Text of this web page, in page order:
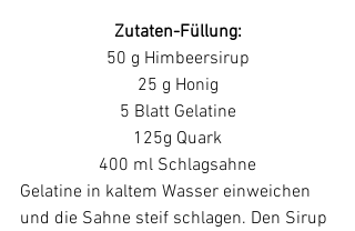
Zutaten-Füllung:
50 g Himbeersirup
25 g Honig
5 Blatt Gelatine
125g Quark
400 ml Schlagsahne
Gelatine in kaltem Wasser einweichen
und die Sahne steif schlagen. Den Sirup